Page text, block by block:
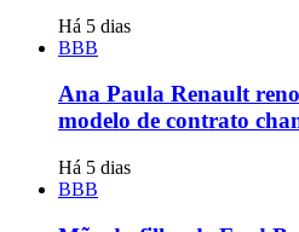
Há 5 dias
BBB
Ana Paula Renault
modelo de contrato
Há 5 dias
BBB